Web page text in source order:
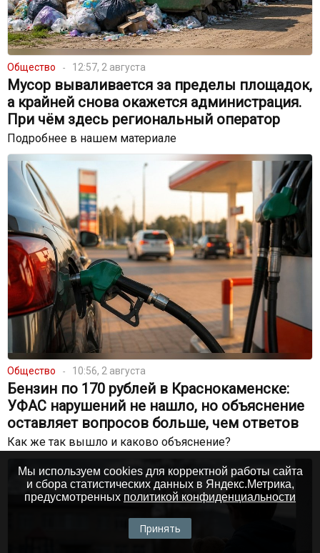
Общество 12:57, 2 августа
Мусор вываливается за пределы площадок,
а крайней снова окажется администрация.
При чём здесь региональный оператор
Подробнее в нашем материале
Общество 10:56, 2 августа
Бензин по 170 рублей в Краснокаменске:
УФАС нарушений не нашло, но объяснение
оставляет вопросов больше, чем ответов
Как же так вышло и каково объяснение?
Мы используем cookies для корректной работы сайта
и сбора статистических данных в Яндекс.Метрика,
предусмотренных политикой конфиденциальности
Принять